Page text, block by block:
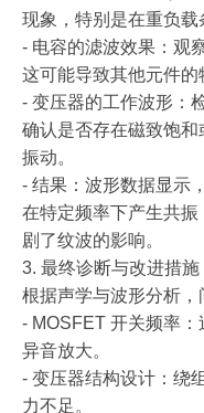
现象，特别是在重负载
- 电容的滤波效果：观
这可能导致其他元件的
- 变压器的工作波形：
确认是否存在磁致饱
振动。
- 结果：波形数据显示
在特定频率下产生共
剧了纹波的影响。
3. 最终诊断与改进措施
根据声学与波形分析，
- MOSFET 开关频率
异音放大。
- 变压器结构设计：绕
力不足。